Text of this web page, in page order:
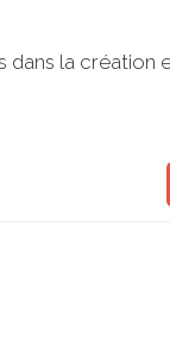
dans la création